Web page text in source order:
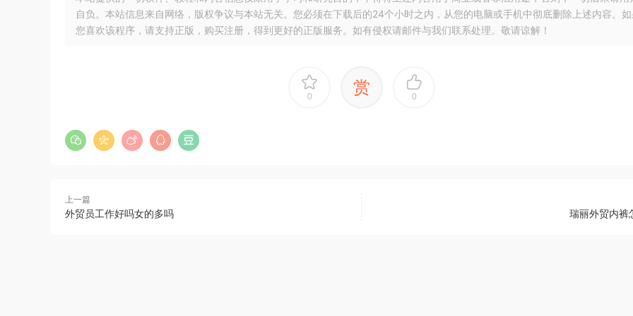
自负。本站信息来自网络，版权争议与本站无关。您必须在下载后的24个小时之内，从您的电脑或手机中彻底删除上述内容。如
您喜欢该程序，请支持正版，购买注册，得到更好的正版服务。如有侵权请邮件与我们联系处理。敬请谅解！
0 赏 0
上一篇
外贸员工作好吗女的多吗 瑞丽外贸内裤